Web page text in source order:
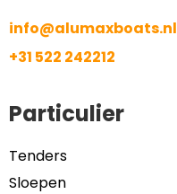
info@alumaxboats.nl
+31 522 242212
Particulier
Tenders
Sloepen